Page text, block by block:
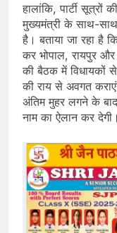
हालांकि, पार्टी सूत्रों
मुख्यमंत्री के साथ-
है। बताया जा रहा है
कर भोपाल, रायपुर
की बैठक में विधायकों से
की राय से अवगत
अंतिम मुहर लगने के बाद
नाम का ऐलान कर देगी।